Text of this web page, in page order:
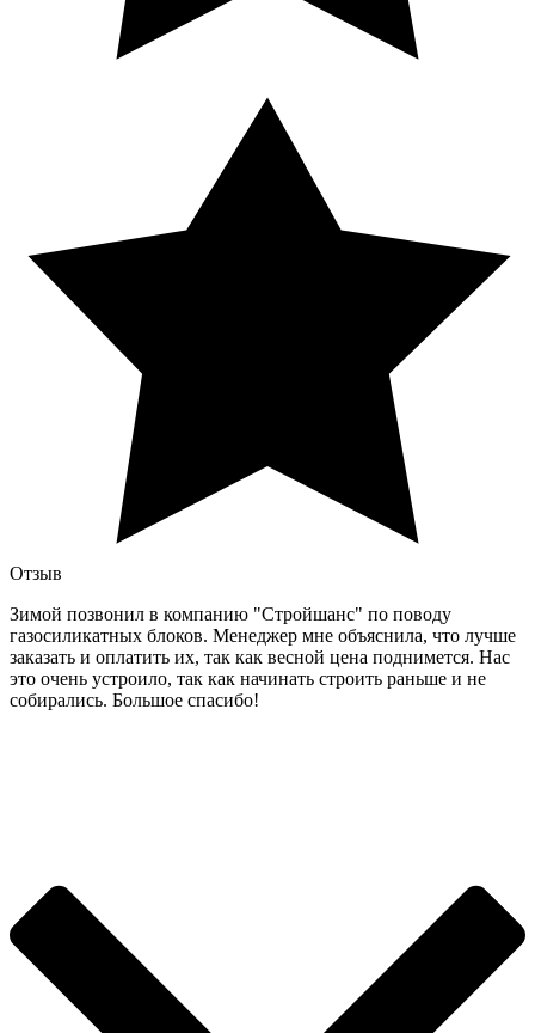
Отзыв
Зимой позвонил в компанию "Стройшанс" по поводу
газосиликатных блоков. Менеджер мне объяснила, что лучше
заказать и оплатить их, так как весной цена поднимется. Нас
это очень устроило, так как начинать строить раньше и не
собирались. Большое спасибо!